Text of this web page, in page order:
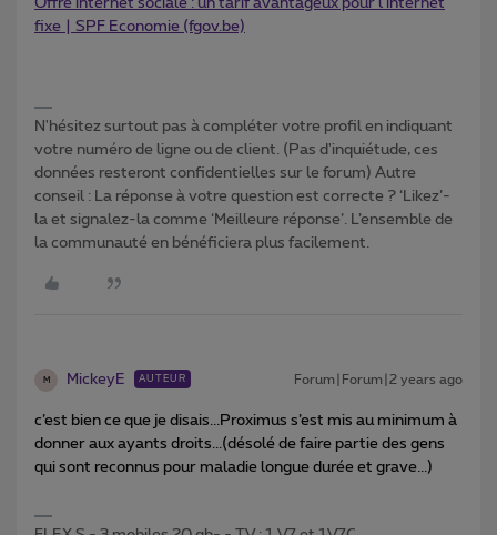
Offre internet sociale : un tarif avantageux pour l’internet
fixe | SPF Economie (fgov.be)
N'hésitez surtout pas à compléter votre profil en indiquant
votre numéro de ligne ou de client. (Pas d'inquiétude, ces
données resteront confidentielles sur le forum) Autre
conseil : La réponse à votre question est correcte ? ‘Likez’-
la et signalez-la comme ‘Meilleure réponse’. L’ensemble de
la communauté en bénéficiera plus facilement.
M MickeyE AUTEUR Forum|Forum|2 years ago
c’est bien ce que je disais...Proximus s’est mis au minimum à
donner aux ayants droits...(désolé de faire partie des gens
qui sont reconnus pour maladie longue durée et grave...)